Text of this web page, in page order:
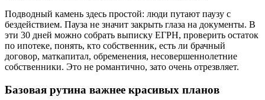
Подводный камень здесь простой: люди путают паузу с
бездействием. Пауза не значит закрыть глаза на документы. В
эти 30 дней можно собрать выписку ЕГРН, проверить остаток
по ипотеке, понять, кто собственник, есть ли брачный
договор, маткапитал, обременения, несовершеннолетние
собственники. Это не романтично, зато очень отрезвляет.
Базовая рутина важнее красивых планов